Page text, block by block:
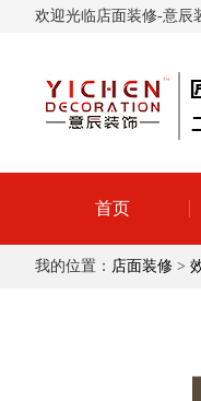
欢迎光临店面装修-意辰
首页
我的位置： 店面装修 >